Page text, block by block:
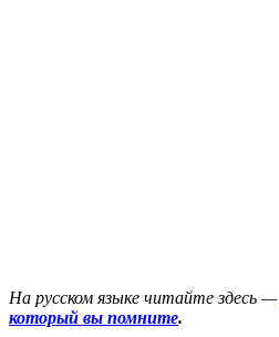
На русском языке читайте здесь —
который вы помните.